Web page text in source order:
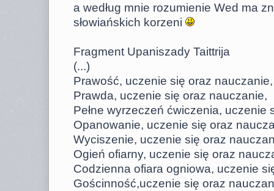
a według mnie rozumienie Wed ma
słowiańskich korzeni
Fragment Upaniszady Taittrija
(...)
Prawość, uczenie się oraz nauczanie,
Prawda, uczenie się oraz nauczanie,
Pełne wyrzeczeń ćwiczenia, uczenie
Opanowanie, uczenie się oraz
Wyciszenie, uczenie się oraz
Ogień ofiarny, uczenie się oraz
Codzienna ofiara ogniowa, uczenie
Gościnność,uczenie się oraz